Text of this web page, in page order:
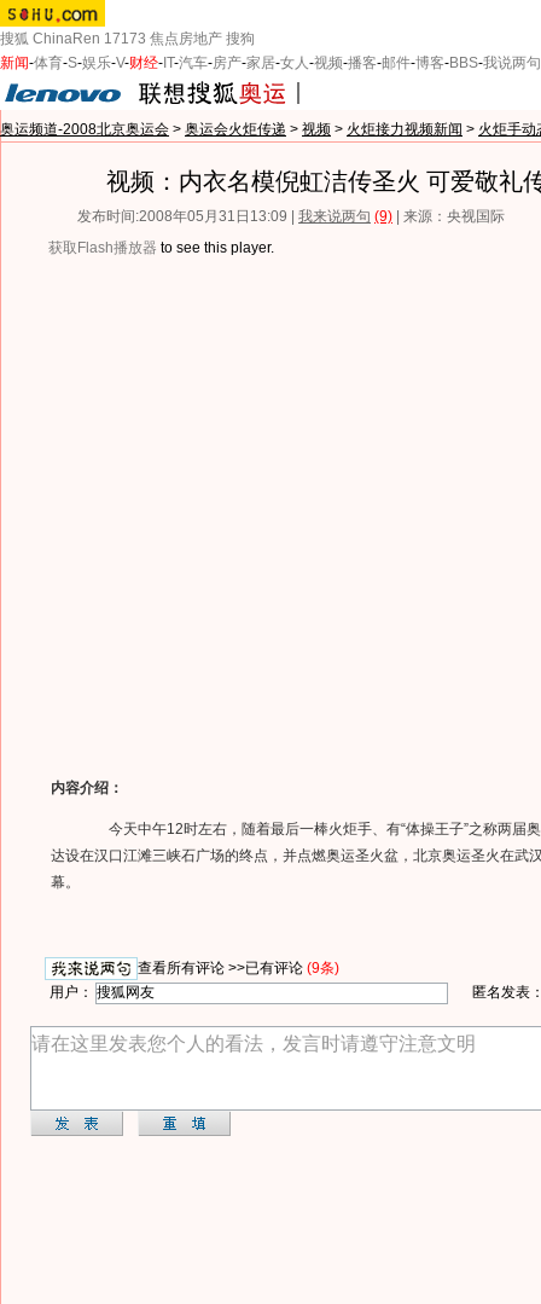
搜狐 ChinaRen 17173 焦点房地产 搜狗
新闻-体育-S-娱乐-V-财经- IT-汽车-房产-家居-女人-视频-播客-邮件-博客-BBS-我说两句
奥运频道-2008北京奥运会 > 奥运会火炬传递 > 视频 > 火炬接力视频新闻 > 火炬手动
视频：内衣名模倪虹洁传圣火 可爱敬礼
发布时间:2008年05月31日13:09 | 我来说两句 (9) | 来源：央视国际
获取Flash播放器 to see this player.
内容介绍：
今天中午12时左右，随着最后一棒火炬手、有“体操王子”之称两届
达设在汉口江滩三峡石广场的终点，并点燃奥运圣火盆，北京奥运圣火在武
幕。
查看所有评论 >>已有评论 (9条)
用户：
匿名发表